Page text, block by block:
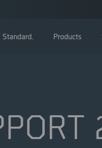
Products
Bolagsstämma